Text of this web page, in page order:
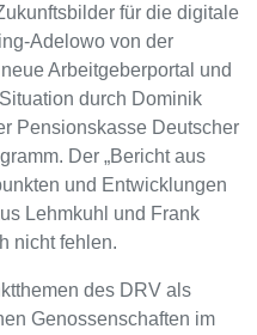
für die digitale
Adelowo von der
Arbeitgeberportal und
durch Dominik
Pensionskasse Deutscher
Der „Bericht aus
und Entwicklungen
Lehmkuhl und Frank
nicht fehlen.
des DRV als
Genossenschaften im